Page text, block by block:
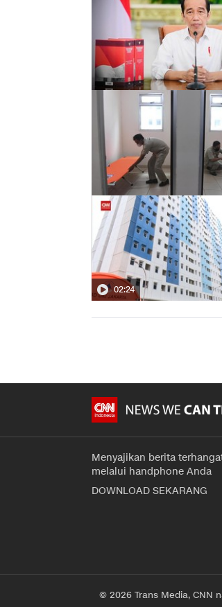
02:24
Menyajikan berita
melalui handphone Anda
DOWNLOAD SEKARANG
© 2026 Trans Media, CNN